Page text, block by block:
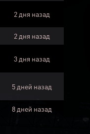
2 дня назад
2 дня назад
3 дня назад
5 дней назад
8 дней назад